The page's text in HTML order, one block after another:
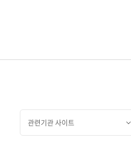
관련기관 사이트